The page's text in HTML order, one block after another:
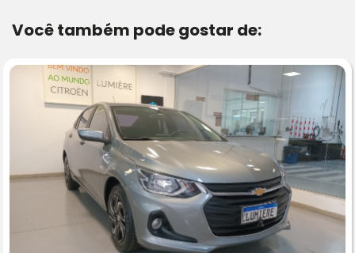
Você também pode gostar de: